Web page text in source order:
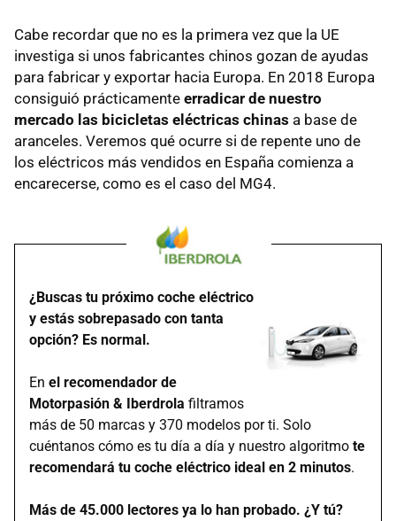
Cabe recordar que no es la primera vez que la UE
investiga si unos fabricantes chinos gozan de ayudas
para fabricar y exportar hacia Europa. En 2018 Europa
consiguió prácticamente erradicar de nuestro
mercado las bicicletas eléctricas chinas a base de
aranceles. Veremos qué ocurre si de repente uno de
los eléctricos más vendidos en España comienza a
encarecerse, como es el caso del MG4.
¿Buscas tu próximo coche eléctrico
y estás sobrepasado con tanta
opción? Es normal.
En el recomendador de
Motorpasión & Iberdrola filtramos
más de 50 marcas y 370 modelos por ti. Solo
cuéntanos cómo es tu día a día y nuestro algoritmo te
recomendará tu coche eléctrico ideal en 2 minutos.
Más de 45.000 lectores ya lo han probado. ¿Y tú?